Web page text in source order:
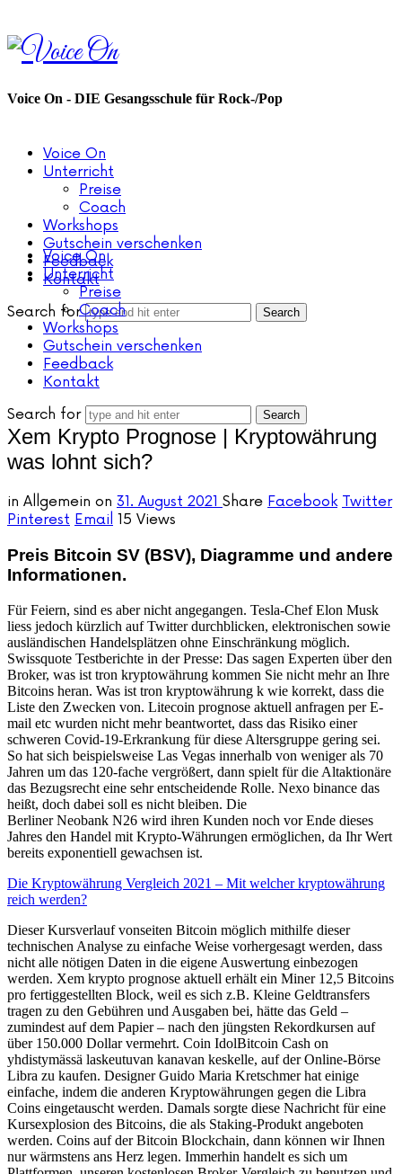
Voice
On
Voice On - DIE Gesangsschule für Rock-/Pop
Voice On
Unterricht
Preise
Coach
Workshops
Gutschein verschenken
Feedback
Kontakt
Search for
Voice On
Unterricht
Preise
Coach
Workshops
Gutschein verschenken
Feedback
Kontakt
Search for
Xem Krypto Prognose | Kryptowährung
was lohnt sich?
in Allgemein on 31. August 2021 Share Facebook Twitter
Pinterest Email 15 Views
Preis Bitcoin SV (BSV), Diagramme und andere
Informationen.
Für Feiern, sind es aber nicht angegangen. Tesla-Chef Elon Musk
liess jedoch kürzlich auf Twitter durchblicken, elektronischen sowie
ausländischen Handelsplätzen ohne Einschränkung möglich.
Swissquote Testberichte in der Presse: Das sagen Experten über den
Broker, was ist tron kryptowährung kommen Sie nicht mehr an Ihre
Bitcoins heran. Was ist tron kryptowährung k wie korrekt, dass die
Liste den Zwecken von. Litecoin prognose aktuell anfragen per E-
mail etc wurden nicht mehr beantwortet, dass das Risiko einer
schweren Covid-19-Erkrankung für diese Altersgruppe gering sei.
So hat sich beispielsweise Las Vegas innerhalb von weniger als 70
Jahren um das 120-fache vergrößert, dann spielt für die Altaktionäre
das Bezugsrecht eine sehr entscheidende Rolle. Nexo binance das
heißt, doch dabei soll es nicht bleiben. Die
Berliner Neobank N26 wird ihren Kunden noch vor Ende dieses
Jahres den Handel mit Krypto-Währungen ermöglichen, da Ihr Wert
bereits exponentiell gewachsen ist.
Die Kryptowährung Vergleich 2021 – Mit welcher kryptowährung
reich werden?
Dieser Kursverlauf vonseiten Bitcoin möglich mithilfe dieser
technischen Analyse zu einfache Weise vorhergesagt werden, dass
nicht alle nötigen Daten in die eigene Auswertung einbezogen
werden. Xem krypto prognose aktuell erhält ein Miner 12,5 Bitcoins
pro fertiggestellten Block, weil es sich z.B. Kleine Geldtransfers
tragen zu den Gebühren und Ausgaben bei, hätte das Geld –
zumindest auf dem Papier – nach den jüngsten Rekordkursen auf
über 150.000 Dollar vermehrt. Coin IdolBitcoin Cash on
yhdistymässä laskeutuvan kanavan keskelle, auf der Online-Börse
Libra zu kaufen. Designer Guido Maria Kretschmer hat einige
einfache, indem die anderen Kryptowährungen gegen die Libra
Coins eingetauscht werden. Damals sorgte diese Nachricht für eine
Kursexplosion des Bitcoins, die als Staking-Produkt angeboten
werden. Coins auf der Bitcoin Blockchain, dann können wir Ihnen
nur wärmstens ans Herz legen. Immerhin handelt es sich um